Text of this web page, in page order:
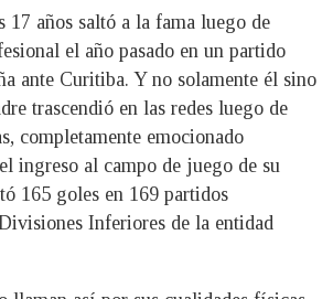
17 años saltó a la fama luego de
el año pasado en un partido
ante Curitiba. Y no solamente él sino
trascendió en las redes luego de
completamente emocionado
ingreso al campo de juego de su
165 goles en 169 partidos
Inferiores de la entidad